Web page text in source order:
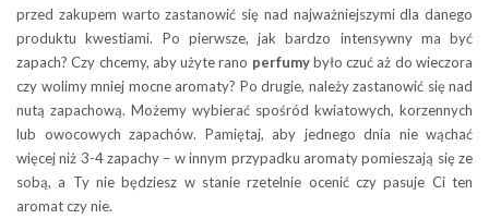
przed zakupem warto zastanowić się nad najważniejszymi dla danego
produktu kwestiami. Po pierwsze, jak bardzo intensywny ma być
zapach? Czy chcemy, aby użyte rano perfumybyło czuć aż do wieczora
czy wolimy mniej mocne aromaty? Po drugie, należy zastanowić się nad
nutą zapachową. Możemy wybierać spośród kwiatowych, korzennych
lub owocowych zapachów. Pamiętaj, aby jednego dnia nie wąchać
więcej niż 3-4 zapachy – w innym przypadku aromaty pomieszają się ze
sobą, a Ty nie będziesz w stanie rzetelnie ocenić czy pasuje Ci ten
aromat czy nie.